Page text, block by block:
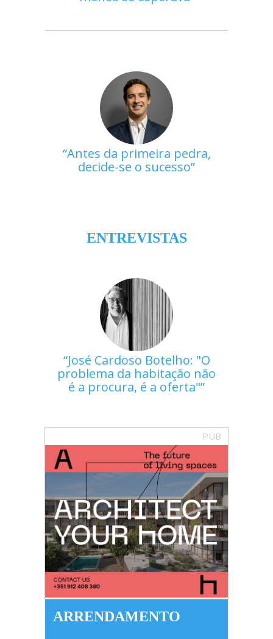
Antes da primeira pedra,
decide-se o sucesso
ENTREVISTAS
José Cardoso Botelho: "O
problema da habitação não
é a procura, é a oferta"
PUB
ARRENDAMENTO